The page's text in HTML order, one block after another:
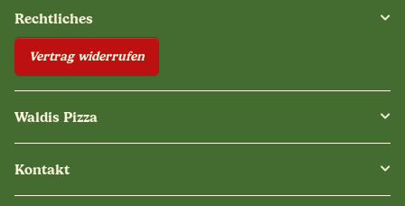
Rechtliches
Vertrag widerrufen
Waldis Pizza
Kontakt